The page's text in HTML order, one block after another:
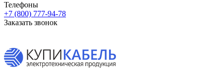
Телефоны
+7 (800) 777-94-78
Заказать звонок